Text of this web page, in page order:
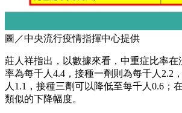
圖／中央流行疫情指揮中心提供
莊人祥指出，以數據來看，中重症比率在
率為每千人4.4，接種一劑則為每千人2.2
人1.1，接種三劑可以降低至每千人0.6；
類似的下降幅度。